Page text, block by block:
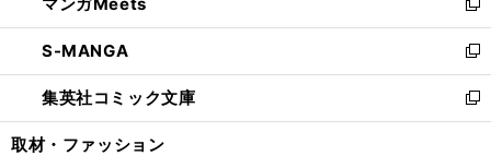
で
開
く
ド
ウ
で
開
く
ィ
ン
ド
ウ
で
開
い
ウ
ィ
ン
ド
ウ
新
し
い
ウ
ィ
ン
S-MANGA
新
し
い
ウ
集英社コミック文庫
新
し
取材・ファッション